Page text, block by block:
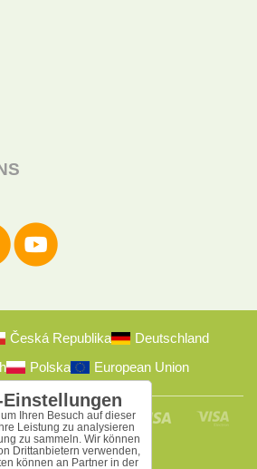
Česká Republika
Deutschland
Polska European Union
Ihren Besuch auf dieser
Leistung zu analysieren
zu sammeln. Wir können
Drittanbietern verwenden,
können an Partner in der